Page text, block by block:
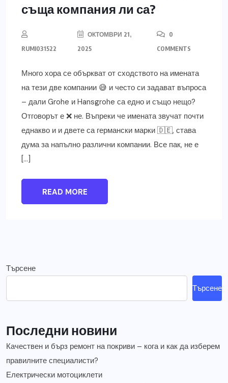
съща компания ли са?
RUMI031522
ОКТОМВРИ 21,
2025
0
COMMENTS
Много хора се объркват от сходството на имената
на тези две компании 😅 и често си задават въпроса
– дали Grohe и Hansgrohe са едно и също нещо?
Отговорът е ❌ не. Въпреки че имената звучат почти
еднакво и и двете са германски марки 🇩🇪, става
дума за напълно различни компании. Все пак, не е
[…]
READ MORE
Търсене
Търсене
Последни новини
Качествен и бърз ремонт на покриви – кога и как да изберем
правилните специалисти?
Електрически мотоциклети